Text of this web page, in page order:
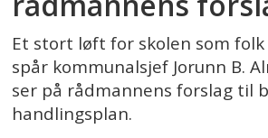
Et stort løft for skolen som
spår kommunalsjef Jorunn B.
ser på rådmannens forslag til
handlingsplan.